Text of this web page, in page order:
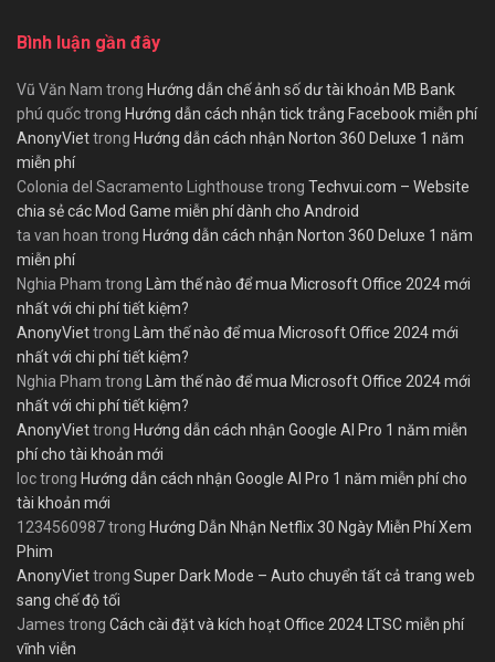
Bình luận gần đây
Vũ Văn Nam trong Hướng dẫn chế ảnh số dư tài khoản MB Bank
phú quốctrong Hướng dẫn cách nhận tick trắng Facebook miễn phí
AnonyViettrong Hướng dẫn cách nhận Norton 360 Deluxe 1 năm
miễn phí
Colonia del Sacramento Lighthouse trong Techvui.com – Website
chia sẻ các Mod Game miễn phí dành cho Android
ta van hoan trong Hướng dẫn cách nhận Norton 360 Deluxe 1 năm
miễn phí
Nghia Pham trong
Làm thế nào để mua Microsoft Office 2024 mới
nhất với chi phí tiết kiệm?
AnonyViettrong
Làm thế nào để mua Microsoft Office 2024 mới
nhất với chi phí tiết kiệm?
Nghia Pham trong
Làm thế nào để mua Microsoft Office 2024 mới
nhất với chi phí tiết kiệm?
AnonyViettrong Hướng dẫn cách nhận Google AI Pro 1 năm miễn
phí cho tài khoản mới
loctrong Hướng dẫn cách nhận Google AI Pro 1 năm miễn phí cho
tài khoản mới
1234560987trong Hướng Dẫn Nhận Netflix 30 Ngày Miễn Phí Xem
Phim
AnonyViettrong Super Dark Mode – Auto chuyển tất cả trang web
sang chế độ tối
James trong Cách cài đặt và kích hoạt Office 2024 LTSC miễn phí
vĩnh viễn